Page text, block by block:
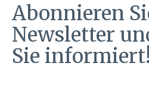
Abonnieren
Newsletter
Sie informiert!